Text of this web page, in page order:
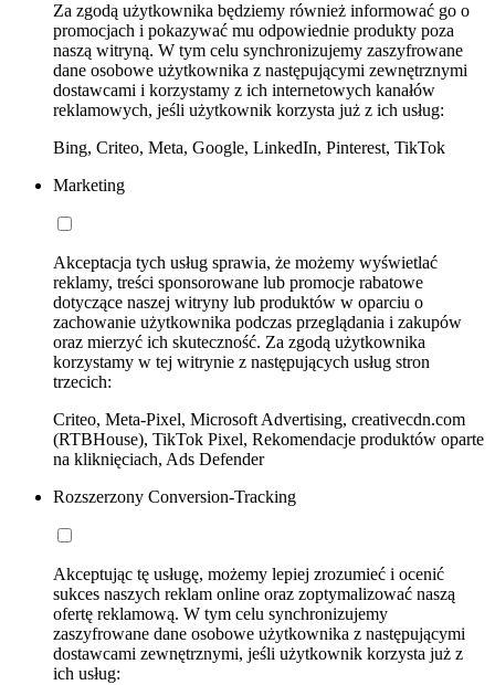
Za zgodą użytkownika będziemy również informować go o
promocjach i pokazywać mu odpowiednie produkty poza
naszą witryną. W tym celu synchronizujemy zaszyfrowane
dane osobowe użytkownika z następującymi zewnętrznymi
dostawcami i korzystamy z ich internetowych kanałów
reklamowych, jeśli użytkownik korzysta już z ich usług:
Bing, Criteo, Meta, Google, LinkedIn, Pinterest, TikTok
Marketing
Akceptacja tych usług sprawia, że możemy wyświetlać
reklamy, treści sponsorowane lub promocje rabatowe
dotyczące naszej witryny lub produktów w oparciu o
zachowanie użytkownika podczas przeglądania i zakupów
oraz mierzyć ich skuteczność. Za zgodą użytkownika
korzystamy w tej witrynie z następujących usług stron
trzecich:
Criteo, Meta-Pixel, Microsoft Advertising, creativecdn.com
(RTBHouse), TikTok Pixel, Rekomendacje produktów oparte
na kliknięciach, Ads Defender
Rozszerzony Conversion-Tracking
Akceptując tę usługę, możemy lepiej zrozumieć i ocenić
sukces naszych reklam online oraz zoptymalizować naszą
ofertę reklamową. W tym celu synchronizujemy
zaszyfrowane dane osobowe użytkownika z następującymi
dostawcami zewnętrznymi, jeśli użytkownik korzysta już z
ich usług: